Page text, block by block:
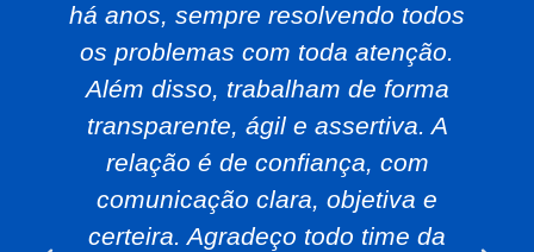
há anos, sempre resolvendo todos
os problemas com toda atenção.
Além disso, trabalham de forma
transparente, ágil e assertiva. A
relação é de confiança, com
comunicação clara, objetiva e
certeira. Agradeço todo time da